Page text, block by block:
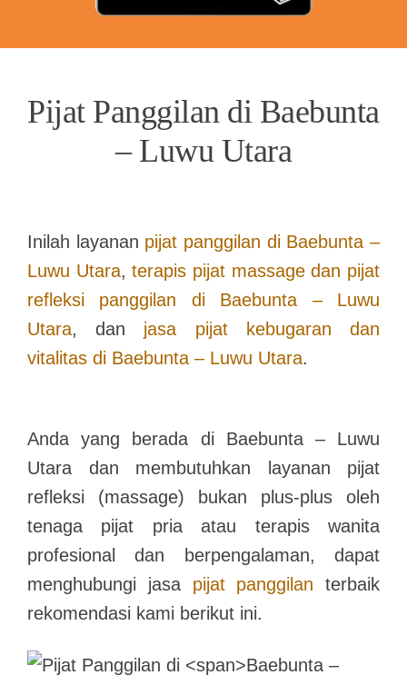
Pijat Panggilan di Baebunta
– Luwu Utara
Inilah layanan pijat panggilan di Baebunta –
Luwu Utara,terapis pijat massage dan pijat
refleksi panggilan di Baebunta – Luwu
Utara, dan jasa pijat kebugaran dan
vitalitas di Baebunta – Luwu Utara.
Anda yang berada di Baebunta – Luwu
Utara dan membutuhkan layanan pijat
refleksi (massage) bukan plus-plus oleh
tenaga pijat pria atau terapis wanita
profesional dan berpengalaman, dapat
menghubungi jasa pijat panggilan terbaik
rekomendasi kami berikut ini.